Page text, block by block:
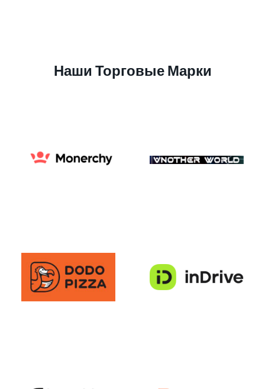
Наши Торговые Марки